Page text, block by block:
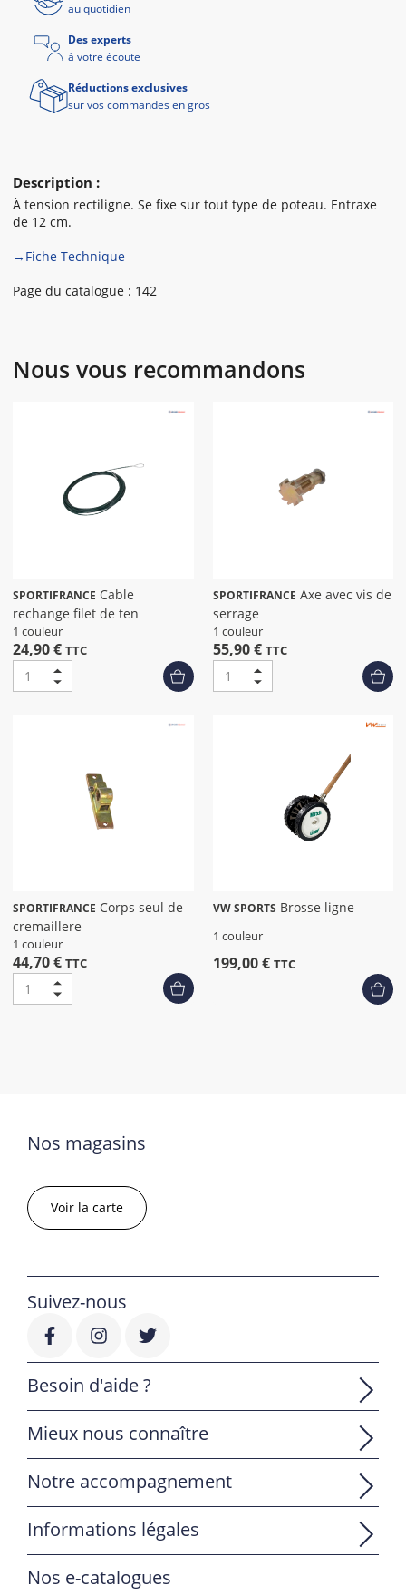
Description :
À tension rectiligne. Se fixe sur tout type de poteau. Entraxe
de 12 cm.
→Fiche Technique
Page du catalogue : 142
au quotidien
Des experts
à votre écoute
Réductions exclusives
sur vos commandes en gros
Nous vous recommandons
SPORTIFRANCE
rechange filet de ten
1 couleur
24,90 € TTC
SPORTIFRANCE
serrage
1 couleur
55,90 € TTC
SPORTIFRANCE
cremaillere
1 couleur
44,70 € TTC
VW SPORTS Brosse ligne
1 couleur
199,00 € TTC
Nos magasins
Voir la carte
Suivez-nous
Besoin d'aide ?
Mieux nous connaître
Notre accompagnement
Informations légales
Nos e-catalogues